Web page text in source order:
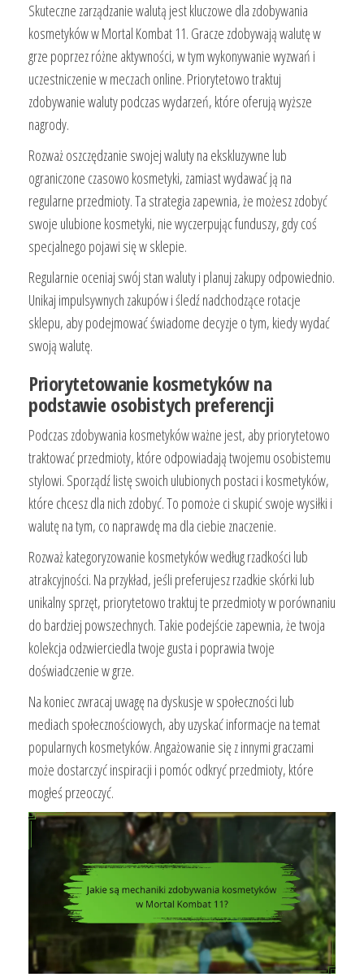
Skuteczne zarządzanie walutą jest kluczowe dla zdobywania
kosmetyków w Mortal Kombat 11. Gracze zdobywają walutę w
grze poprzez różne aktywności, w tym wykonywanie wyzwań i
uczestniczenie w meczach online. Priorytetowo traktuj
zdobywanie waluty podczas wydarzeń, które oferują wyższe
nagrody.
Rozważ oszczędzanie swojej waluty na ekskluzywne lub
ograniczone czasowo kosmetyki, zamiast wydawać ją na
regularne przedmioty. Ta strategia zapewnia, że możesz zdobyć
swoje ulubione kosmetyki, nie wyczerpując funduszy, gdy coś
specjalnego pojawi się w sklepie.
Regularnie oceniaj swój stan waluty i planuj zakupy odpowiednio.
Unikaj impulsywnych zakupów i śledź nadchodzące rotacje
sklepu, aby podejmować świadome decyzje o tym, kiedy wydać
swoją walutę.
Priorytetowanie kosmetyków na
podstawie osobistych preferencji
Podczas zdobywania kosmetyków ważne jest, aby priorytetowo
traktować przedmioty, które odpowiadają twojemu osobistemu
stylowi. Sporządź listę swoich ulubionych postaci i kosmetyków,
które chcesz dla nich zdobyć. To pomoże ci skupić swoje wysiłki i
walutę na tym, co naprawdę ma dla ciebie znaczenie.
Rozważ kategoryzowanie kosmetyków według rzadkości lub
atrakcyjności. Na przykład, jeśli preferujesz rzadkie skórki lub
unikalny sprzęt, priorytetowo traktuj te przedmioty w porównaniu
do bardziej powszechnych. Takie podejście zapewnia, że twoja
kolekcja odzwierciedla twoje gusta i poprawia twoje
doświadczenie w grze.
Na koniec zwracaj uwagę na dyskusje w społeczności lub
mediach społecznościowych, aby uzyskać informacje na temat
popularnych kosmetyków. Angażowanie się z innymi graczami
może dostarczyć inspiracji i pomóc odkryć przedmioty, które
mogłeś przeoczyć.